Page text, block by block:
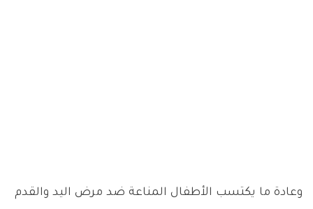
وعادة ما يكتسب الأطفال المناعة ضد مرض اليد والقدم